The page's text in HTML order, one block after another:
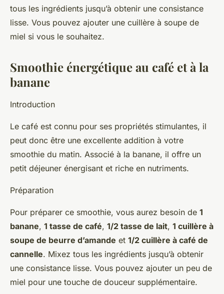
tous les ingrédients jusqu’à obtenir une consistance
lisse. Vous pouvez ajouter une cuillère à soupe de
miel si vous le souhaitez.
Smoothie énergétique au café et à la
banane
Introduction
Le café est connu pour ses propriétés stimulantes, il
peut donc être une excellente addition à votre
smoothie du matin. Associé à la banane, il offre un
petit déjeuner énergisant et riche en nutriments.
Préparation
Pour préparer ce smoothie, vous aurez besoin de 1
banane, 1 tasse de café, 1/2 tasse de lait, 1 cuillère à
soupe de beurre d’amande et 1/2 cuillère à café de
cannelle. Mixez tous les ingrédients jusqu’à obtenir
une consistance lisse. Vous pouvez ajouter un peu de
miel pour une touche de douceur supplémentaire.